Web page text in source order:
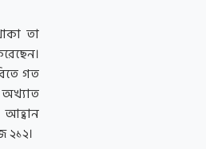
তা
গত
অখ্যাত
২১২।